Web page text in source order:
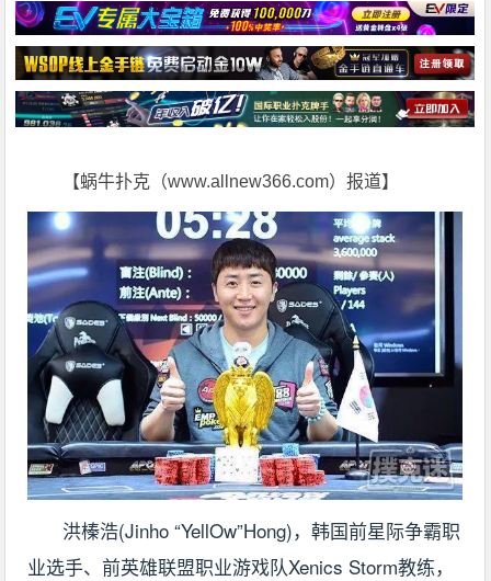
【蜗牛扑克（www.allnew366.com）报道】
洪榛浩(Jinho “YellOw”Hong)，韩国前星际争霸职
业选手、前英雄联盟职业游戏队Xenics Storm教练，